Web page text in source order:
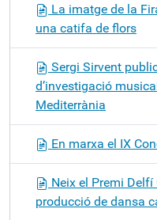
La imatge de la
una catifa de flors
Sergi Sirvent
d’investigació
Mediterrània
En marxa el IX
Neix el Premi
producció de dansa